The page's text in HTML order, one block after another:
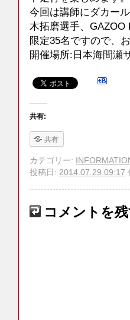
今回は講師にダカー
木拓磨選手、GAZOO
限定35名ですので、
開催場所:日本海間瀬
共有:
共有
カテゴリー:
投稿日: 2014.07.29 09:17
コメントを